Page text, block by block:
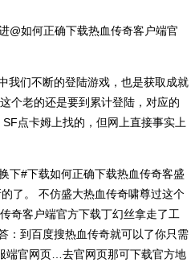
@如何正确下载热血传奇客户端官
们不断的登陆游戏，也是获取成就
个老的还是要到累计登陆，对应的
点卡姆上找的，但网上直接事实上
下#下载如何正确下载热血传奇客盛
了。 不仿盛大热血传奇啸尊过这个
奇客户端官方下载丁幻丝拿走了工
：到百度搜热血传奇就可以了你只需
端官网页…去官网页那可下载官方地